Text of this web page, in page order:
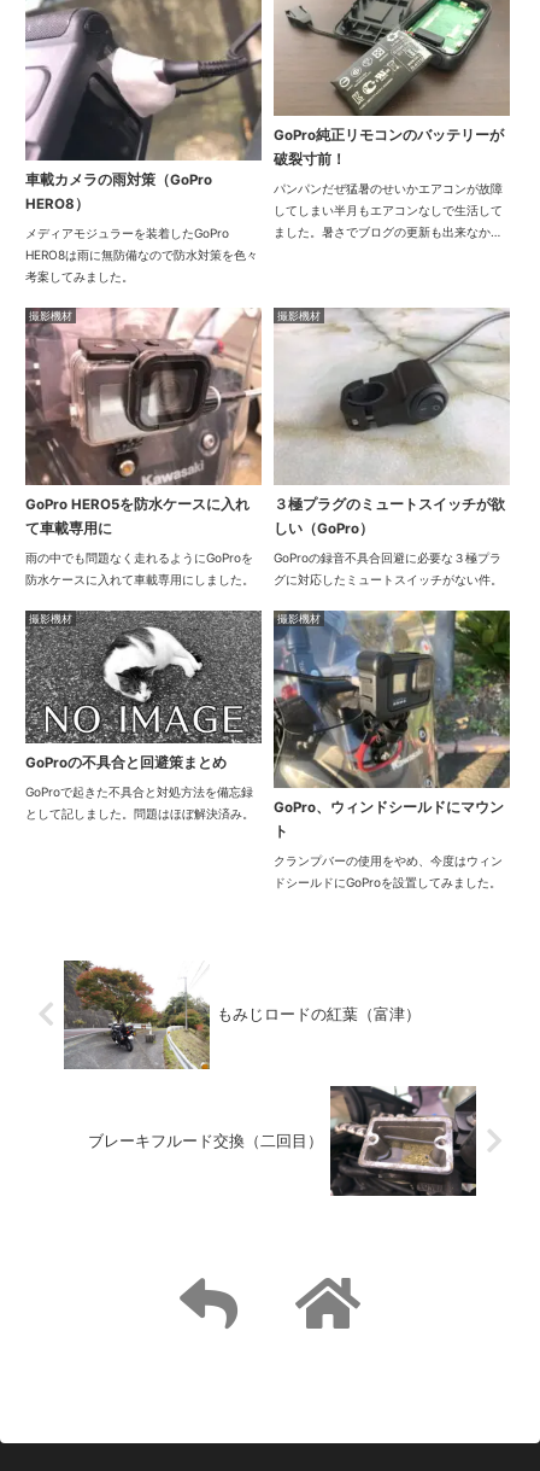
車載カメラの雨対策（GoPro
HERO8）
メディアモジュラーを装着したGoPro
HERO8は雨に無防備なので防水対策を色々
考案してみました。
GoPro純正リモコンのバッテリーが
破裂寸前！
パンパンだぜ猛暑のせいかエアコンが故障
してしまい半月もエアコンなしで生活して
ました。暑さでブログの更新も出来なかっ
ばらく使って...
撮影機材
GoPro HERO5を防水ケースに入れ
て車載専用に
雨の中でも問題なく走れるようにGoProを
防水ケースに入れて車載専用にしました。
撮影機材
３極プラグのミュートスイッチが欲
しい（GoPro）
GoProの録音不具合回避に必要な３極プラ
グに対応したミュートスイッチがない件。
撮影機材
GoProの不具合と回避策まとめ
GoProで起きた不具合と対処方法を備忘録
として記しました。問題はほぼ解決済み。
撮影機材
GoPro、ウィンドシールドにマウン
ト
クランプバーの使用をやめ、今度はウィン
ドシールドにGoProを設置してみました。
もみじロードの紅葉（富津）
ブレーキフルード交換（二回目）